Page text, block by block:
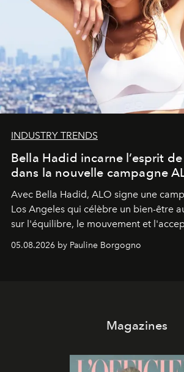
INDUSTRY TRENDS
Bella Hadid incarne l’esprit
dans la nouvelle campagne
Avec Bella Hadid, ALO signe une
Los Angeles qui célèbre un bien-être
sur l'équilibre, le mouvement et
05.08.2026 by Pauline Borgogno
Magazines